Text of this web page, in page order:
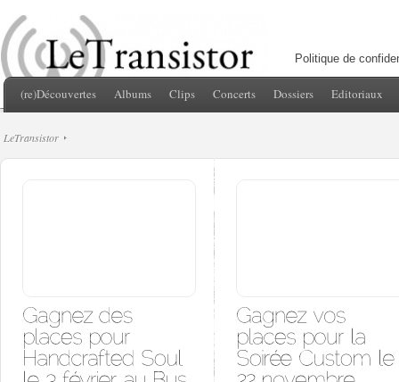
Politique de
(re)Découvertes Albums Clips Concerts Dossiers Editoriaux
LeTransistor